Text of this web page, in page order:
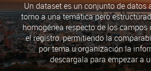
Un dataset es un conjunto de datos
torno a una temática pero
homogénea respecto de los campos
el registro, permitiendo la
por tema u organización la
descargala para empezar a